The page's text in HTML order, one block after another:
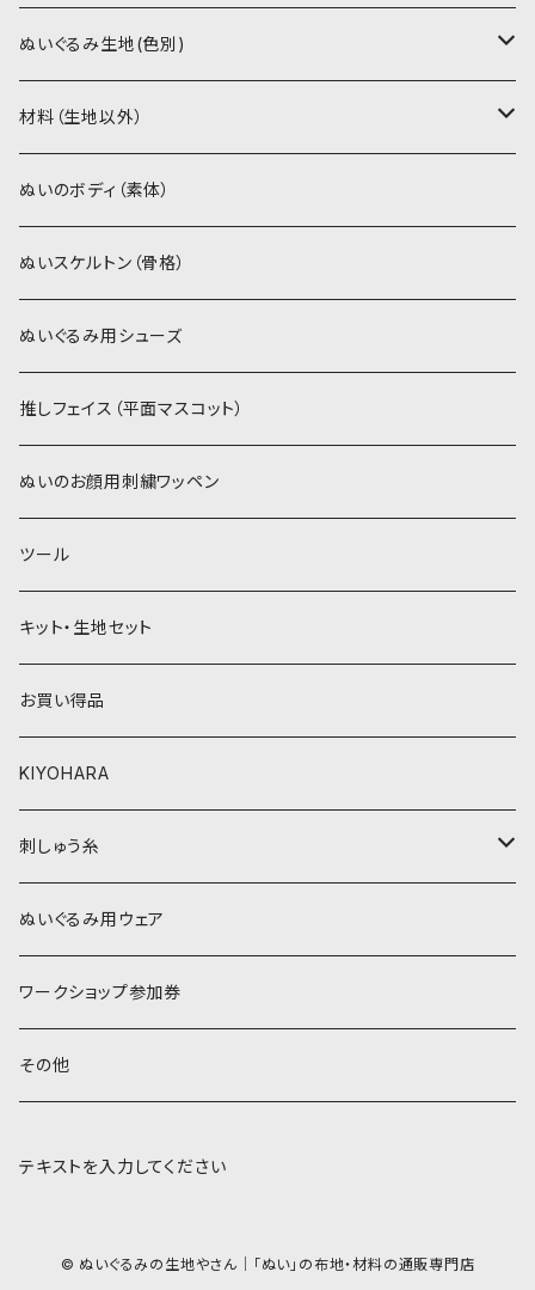
PDFデータ（ダウンロード）
ソフトボア（短毛）
ソフトボア（5mm）
ぬいトリコット
スキンカラー生地
カーリーベルボア
パウダーボア（4mm）
ウィッグボア（8cm）
ぬいぐるみ生地(色別)
ソフトボア
スキンカラー系
白系
黄色・クリーム系
ベージュ・ブラウン系
ぬいトリコット
スキンカラー系
白系
黄色・クリーム系
ベージュ・ブラウン系
材料（生地以外）
アイロン接着シート
ステッチカラー
ミニワッペン
リボン
ぬいのボディ（素体）
ぬいスケルトン（骨格）
ぬいぐるみ用シューズ
推しフェイス（平面マスコット）
ぬいのお顔用刺繍ワッペン
ツール
キット・生地セット
お買い得品
KIYOHARA
刺しゅう糸
COSMO 25番刺しゅう糸
ぬいぐるみ用ウェア
ワークショップ参加券
その他
テキストを入力してください
© ぬいぐるみの生地やさん｜「ぬい」の布地・材料の通販専門店